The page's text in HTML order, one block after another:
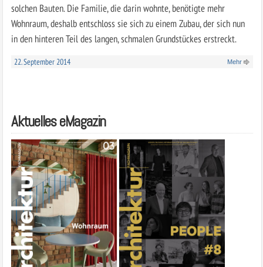
solchen Bauten. Die Familie, die darin wohnte, benötigte mehr
Wohnraum, deshalb entschloss sie sich zu einem Zubau, der sich nun
in den hinteren Teil des langen, schmalen Grundstückes erstreckt.
22. September 2014 Mehr
Aktuelles eMagazin